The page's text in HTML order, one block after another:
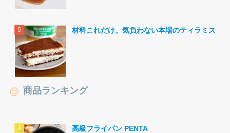
材料これだけ。気負わない本場のティラミス。
商品ランキング
高級フライパン PENTA